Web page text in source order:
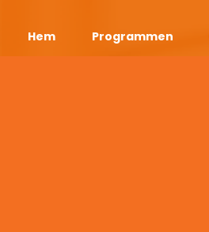
Hem Programmen